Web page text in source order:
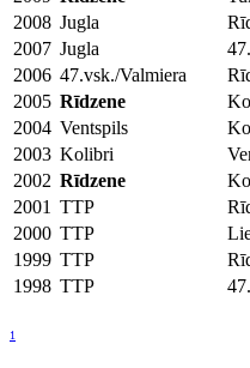
2008 Jugla
2007 Jugla
2006 47.vsk./Valmiera
2005 Rīdzene
2004 Ventspils
2003 Kolibri
2002 Rīdzene
2001 TTP
2000 TTP
1999 TTP
1998 TTP
1